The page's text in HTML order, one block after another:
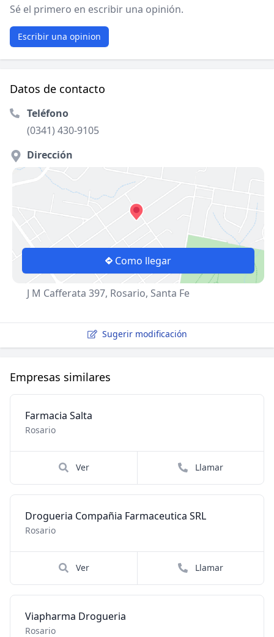
Sé el primero en escribir una opinión.
Escribir una opinion
Datos de contacto
Teléfono
(0341) 430-9105
Dirección
Como llegar
J M Cafferata 397, Rosario, Santa Fe
Sugerir modificación
Empresas similares
Farmacia Salta
Rosario
Ver Llamar
Drogueria Compañia Farmaceutica SRL
Rosario
Ver Llamar
Viapharma Drogueria
Rosario